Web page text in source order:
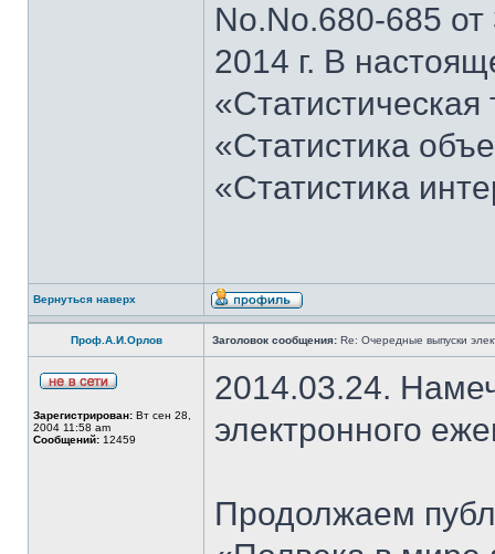
No.No.680-685
2014 г. В
«Статистика
«Статистика
Вернуться наверх
Проф.А.И.Орлов Заголовок сообщения: Re: Очередные выпуски
Зарегистрирован: Вт сен 28,
2004 11:58 am
Сообщений: 12459
2014.03.24.
электронного
Продолжаем